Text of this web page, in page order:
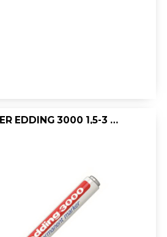
PERMANENTMARKER EDDING 3000 1,5-3 ZW/D10